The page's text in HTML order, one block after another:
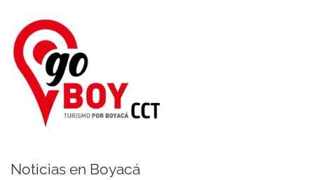
Noticias en Boyacá